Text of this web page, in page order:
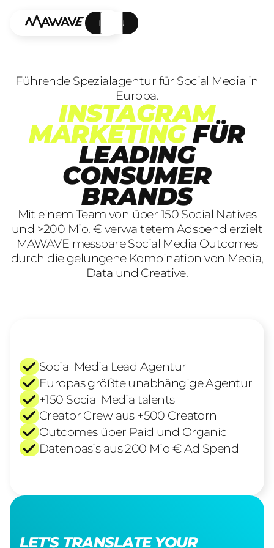
MENÜ
Führende Spezialagentur für Social Media in
Europa.
INSTAGRAM
MARKETINGFÜR
LEADING
CONSUMER
BRANDS
Mit einem Team von über 150 Social Natives
und >200 Mio. € verwaltetem Adspend erzielt
MAWAVE messbare Social Media Outcomes
durch die gelungene Kombination von Media,
Data und Creative.
Social Media Lead Agentur
Europas größte unabhängige Agentur
+150 Social Media talents
Creator Crew aus +500 Creatorn
Outcomes über Paid und Organic
Datenbasis aus 200 Mio € Ad Spend
LET'S TRANSLATE YOUR